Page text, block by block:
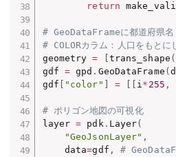
return
# GeoDataFrameに都道府県
# COLORカラム：人口をもとに
geometry = trans_shape (
gdf = gpd . GeoDataFrame (
gdf
"color" = i* 255 ,
# ポリゴン地図の可視化
layer = pdk. Layer(
"GeoJsonLayer" ,
    data
=gdf ,
#